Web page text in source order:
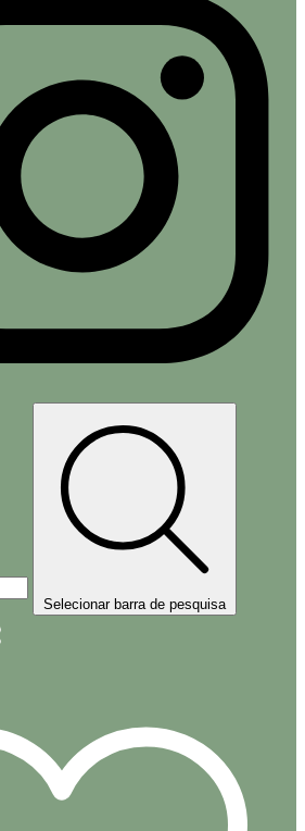
Selecionar barra de pesquisa